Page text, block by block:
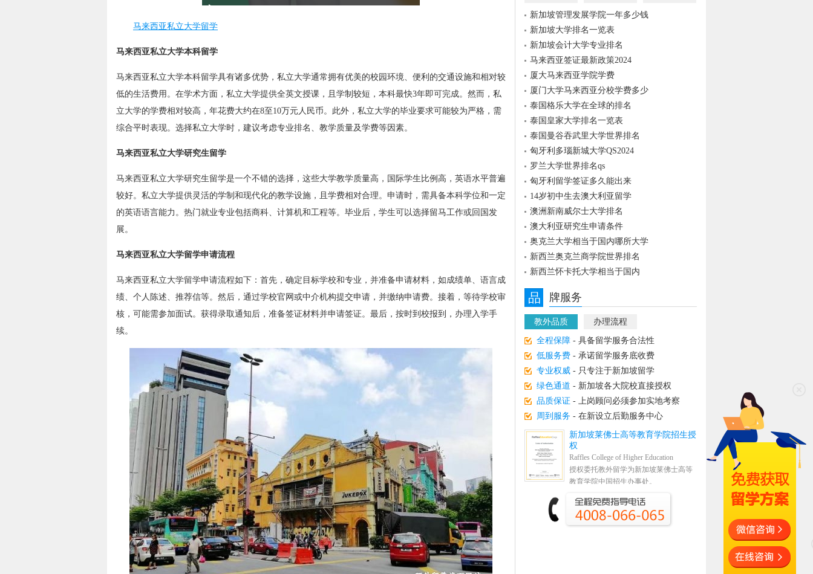
马来西亚私立大学留学
马来西亚私立大学本科留学
马来西亚私立大学本科留学具有诸多优势，私立大学通常拥有优美的校园环境、便利的交通设施和相对较
低的生活费用。在学术方面，私立大学提供全英文授课，且学制较短，本科最快3年即可完成。然而，私
立大学的学费相对较高，年花费大约在8至10万元人民币。此外，私立大学的毕业要求可能较为严格，需
综合平时表现。选择私立大学时，建议考虑专业排名、教学质量及学费等因素。
马来西亚私立大学研究生留学
马来西亚私立大学研究生留学是一个不错的选择，这些大学教学质量高，国际学生比例高，英语水平普遍
较好。私立大学提供灵活的学制和现代化的教学设施，且学费相对合理。申请时，需具备本科学位和一定
的英语语言能力。热门就业专业包括商科、计算机和工程等。毕业后，学生可以选择留马工作或回国发
展。
马来西亚私立大学留学申请流程
马来西亚私立大学留学申请流程如下：首先，确定目标学校和专业，并准备申请材料，如成绩单、语言成
绩、个人陈述、推荐信等。然后，通过学校官网或中介机构提交申请，并缴纳申请费。接着，等待学校审
核，可能需参加面试。获得录取通知后，准备签证材料并申请签证。最后，按时到校报到，办理入学手
续。
新加坡管理发展学院一年多少钱
新加坡大学排名一览表
新加坡会计大学专业排名
马来西亚签证最新政策2024
厦大马来西亚学院学费
厦门大学马来西亚分校学费多少
泰国格乐大学在全球的排名
泰国皇家大学排名一览表
泰国曼谷吞武里大学世界排名
匈牙利多瑙新城大学QS2024
罗兰大学世界排名qs
匈牙利留学签证多久能出来
14岁初中生去澳大利亚留学
澳洲新南威尔士大学排名
澳大利亚研究生申请条件
奥克兰大学相当于国内哪所大学
新西兰奥克兰商学院世界排名
新西兰怀卡托大学相当于国内
品 牌服务
教外品质 办理流程
全程保障 - 具备留学服务合法性
低服务费 - 承诺留学服务底收费
专业权威 - 只专注于新加坡留学
绿色通道 - 新加坡各大院校直接授权
品质保证 - 上岗顾问必须参加实地考察
周到服务 - 在新设立后勤服务中心